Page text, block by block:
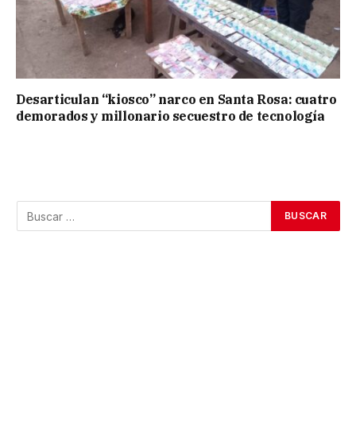
Desarticulan “kiosco” narco en Santa Rosa: cuatro
demorados y millonario secuestro de tecnología